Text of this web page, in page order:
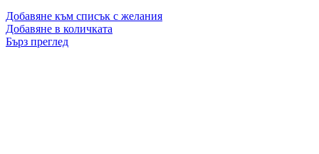
Добавяне към списък с желания
Добавяне в количката
Бърз преглед